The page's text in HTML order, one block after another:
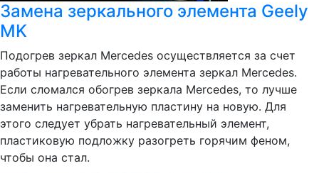
Замена зеркального элемента Geely
MK
Подогрев зеркал Mercedes осуществляется за счет
работы нагревательного элемента зеркал Mercedes.
Если сломался обогрев зеркала Mercedes, то лучше
заменить нагревательную пластину на новую. Для
этого следует убрать нагревательный элемент,
пластиковую подложку разогреть горячим феном,
чтобы она стал.